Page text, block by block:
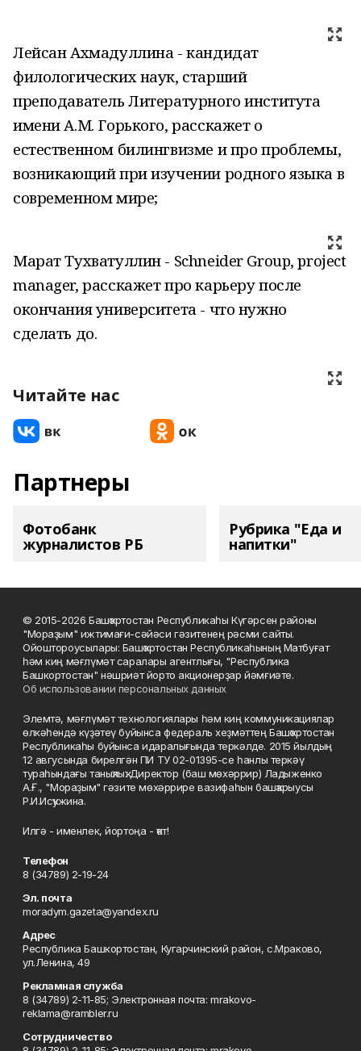
Лейсан Ахмадуллина - кандидат
филологических наук, старший
преподаватель Литературного института
имени А.М. Горького, расскажет о
естественном билингвизме и про проблемы,
возникающий при изучении родного языка в
современном мире;
Марат Тухватуллин - Schneider Group, project
manager, расскажет про карьеру после
окончания университета - что нужно
сделать до.
Читайте нас
Партнеры
Фотобанк
журналистов РБ
Рубрика "Еда и
напитки"
© 2015-2026 Башҡортостан Республикаһы Күгәрсен районы
"Мораҙым" ижтимағи-сәйәси гәзитенең рәсми сайты.
Ойоштороусылары: Башҡортостан Республикаһының Матбуғат
һәм киң мәғлүмәт саралары агентлығы, "Республика
Башкортостан" нәшриәт йорто акционерҙар йәмғиәте.
Об использовании персональных данных
Элемтә, мәғлүмәт технологиялары һәм киң коммуникациялар
өлкәһендә күҙәтеү буйынса федераль хеҙмәттең Башҡортостан
Республикаһы буйынса идаралығында теркәлде. 2015 йылдың
12 авгусында бирелгән ПИ ТУ 02-01395-се һанлы теркәү
тураһындағы таныҡлыҡ. Директор (баш мөхәррир) Ладыженко
А.Ғ., "Мораҙым" гәзите мөхәррире вазифаһын башҡарыусы
Р.И.Исҡужина.
Илгә - именлек, йортоңа - ҡот!
Телефон
8 (34789) 2-19-24
Эл. почта
moradym.gazeta@yandex.ru
Адрес
Республика Башкортостан, Кугарчинский район, с.Мраково,
ул.Ленина, 49
Рекламная служба
8 (34789) 2-11-85; Электронная почта: mrakovo-
reklama@rambler.ru
Сотрудничество